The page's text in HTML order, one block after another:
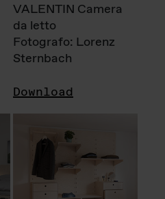
VALENTIN Camera
da letto
Fotografo: Lorenz
Sternbach
Download